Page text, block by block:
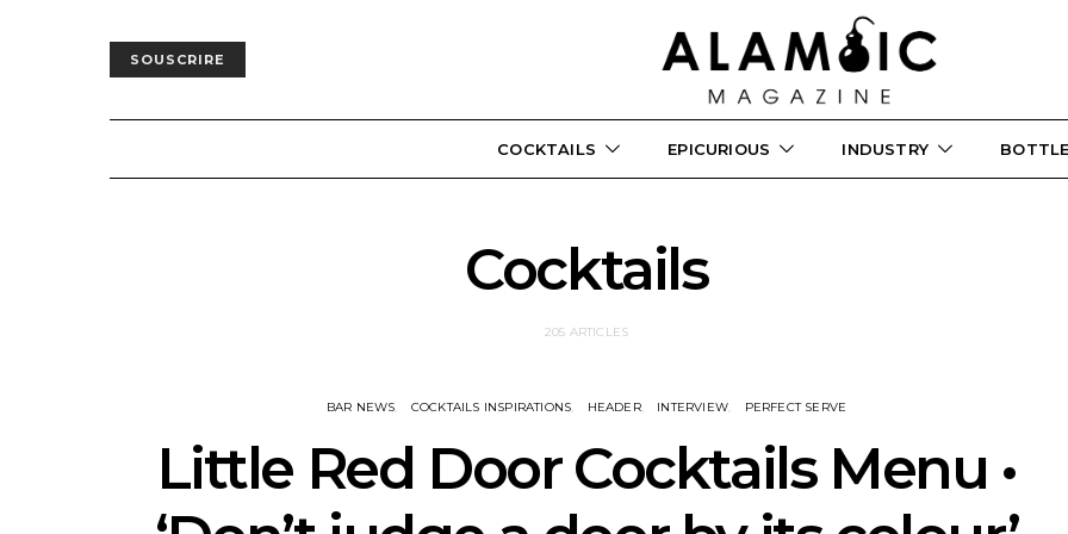
SOUSCRIRE
COCKTAILS EPICURIOUS INDUSTRY
Cocktails
205 ARTICLES
BAR NEWS COCKTAILS INSPIRATIONS HEADER INTERVIEW PERFECT SERVE
Little Red Door Cocktails Menu •